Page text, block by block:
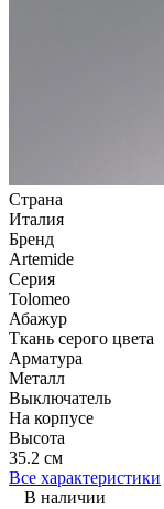
Страна
Италия
Бренд
Artemide
Серия
Tolomeo
Абажур
Ткань серого цвета
Арматура
Металл
Выключатель
На корпусе
Высота
35.2 см
Все характеристики
В наличии